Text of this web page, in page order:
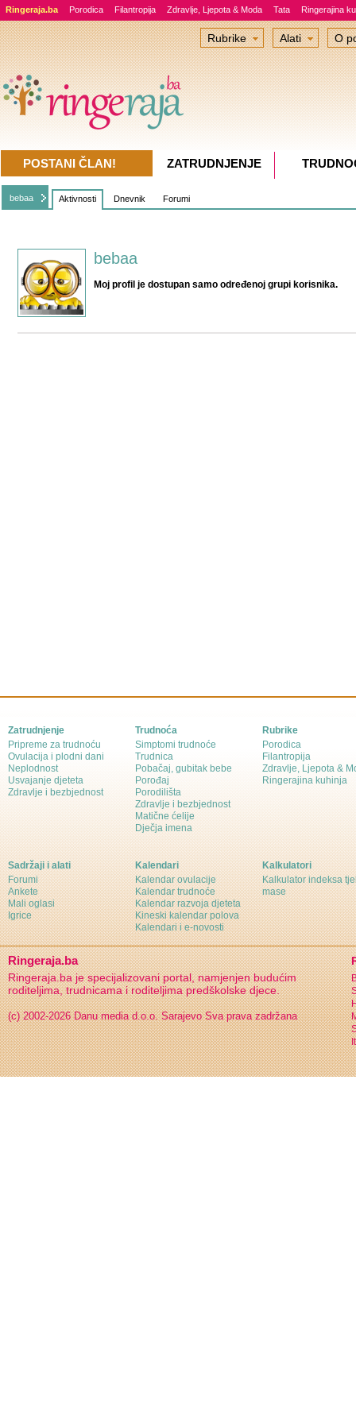
Ringeraja.ba Porodica Filantropija Zdravlje, Ljepota & Moda Tata Ringerajina
bebaa Aktivnosti Dnevnik Forumi
bebaa
Moj profil je dostupan samo određenoj grupi korisnika.
Rubrike Alati O
POSTANI ČLAN! ZATRUDNJENJE
Zatrudnjenje
Pripreme za trudnoću
Ovulacija i plodni dani
Neplodnost
Usvajanje djeteta
Zdravlje i bezbjednost
Trudnoća
Simptomi trudnoće
Trudnica
Pobačaj, gubitak bebe
Porođaj
Porodilišta
Zdravlje i bezbjednost
Matične ćelije
Dječja imena
Rubrike
Porodica
Filantropija
Zdravlje, Ljepota &
Ringerajina kuhinja
Sadržaji i alati
Forumi
Ankete
Mali oglasi
Igrice
Kalendari
Kalendar ovulacije
Kalendar trudnoće
Kalendar razvoja djeteta
Kineski kalendar polova
Kalendari i e-novosti
Kalkulatori
Kalkulator indeksa
mase
Ringeraja.ba
Ringeraja.ba je specijalizovani portal, namjenjen budućim
roditeljima, trudnicama i roditeljima predškolske djece.
(c) 2002-2026 Danu media d.o.o. Sarajevo Sva prava zadržana